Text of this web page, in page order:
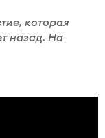
которая
назад. На